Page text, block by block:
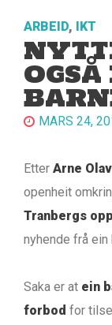
ARBEID, IKT
MARS 24,
Etter Arne
openheit
Tranbergs
nyhende frå ein
Saka er at ein
forbod for